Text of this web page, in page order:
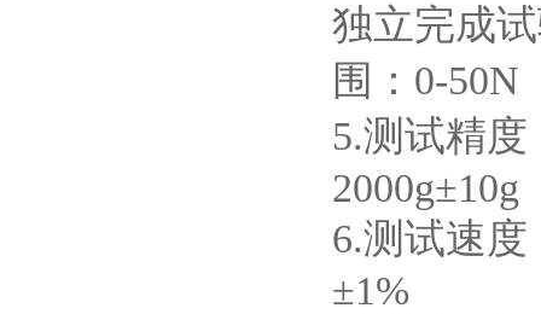
独立完成
围：0-50N
5.测试精度
2000g±10g
6.测试速度
±1%